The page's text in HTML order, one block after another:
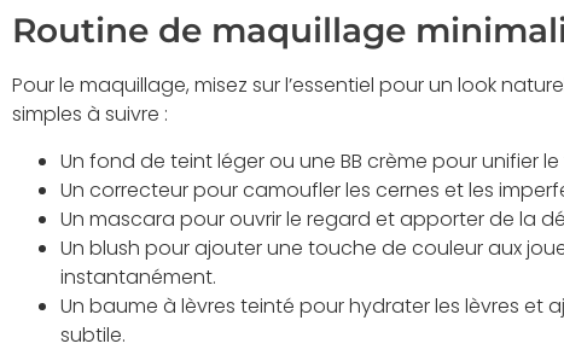
Routine de maquillage
Pour le maquillage, misez sur l’essentiel pour un look
simples à suivre :
Un fond de teint léger ou une BB crème pour unifier
Un correcteur pour camoufler les cernes et les
Un mascara pour ouvrir le regard et apporter de la
Un blush pour ajouter une touche de couleur aux
instantanément.
Un baume à lèvres teinté pour hydrater les lèvres et
subtile.